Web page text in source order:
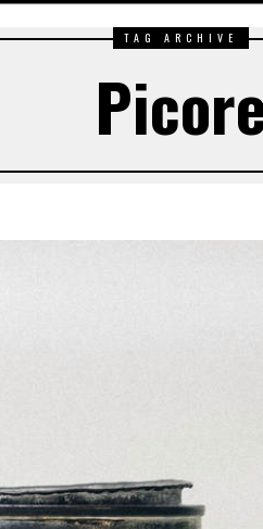
TAG ARCHIVE
Picore